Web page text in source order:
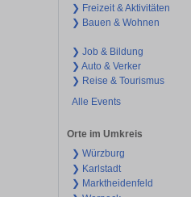
❯ Freizeit & Aktivitäten
❯ Bauen & Wohnen
❯ Job & Bildung
❯ Auto & Verker
❯ Reise & Tourismus
Alle Events
Orte im Umkreis
❯ Würzburg
❯ Karlstadt
❯ Marktheidenfeld